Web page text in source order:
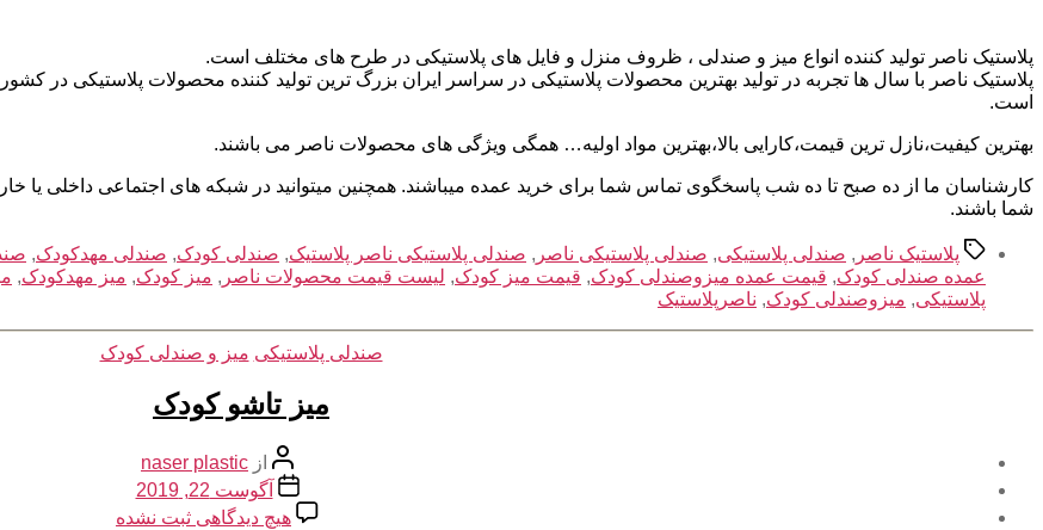
پلاستیک ناصر تولید کننده انواع میز و صندلی ، ظروف منزل و فایل های پلاستیکی در طرح های مختلف است.
پلاستیک ناصر با سال ها تجربه در تولید بهترین محصولات پلاستیکی در سراسر ایران بزرگ ترین تولید کننده محصولات پلاستیکی در
است.
بهترین کیفیت،نازل ترین قیمت،کارایی بالا،بهترین مواد اولیه… همگی ویژگی های محصولات ناصر می باشند.
کارشناسان ما از ده صبح تا ده شب پاسخگوی تماس شما برای خرید عمده میباشند. همچنین میتوانید در شبکه های اجتماعی داخلی یا
شما باشند.
برچسب‌ها
پلاستیک ناصر , صندلی پلاستیکی, صندلی پلاستیکی ناصر , صندلی پلاستیکی ناصر پلاستیک, صندلی کودک, صندلی مهدکودک,
عمده صندلی کودک, قیمت عمده میزوصندلی کودک, قیمت میز کودک, لیست قیمت محصولات ناصر , میز کودک, میز مهدکودک,
پلاستیکی, میزوصندلی کودک, ناصرپلاستیک
دسته‌ها صندلی پلاستیکی میز و صندلی کودک
میز تاشو کودک
نویسنده
نوشته
از naser plastic
تاریخ
نوشته
آگوست 22, 2019
هیچ دیدگاهی برای
ثبت نشده